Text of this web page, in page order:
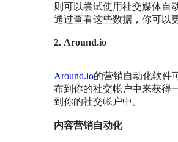
则可以尝试使用社交媒体自
通过查看这些数据，你可以
2. Around.io
Around.io的营销自动化软件
布到你的社交帐户中来获得
到你的社交帐户中。
内容营销自动化